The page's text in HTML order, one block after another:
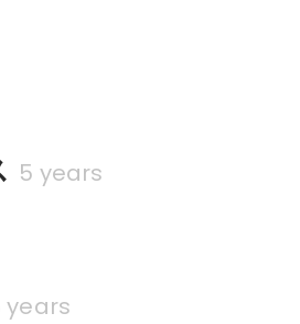
5 years
years